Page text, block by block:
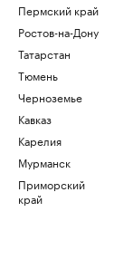
Пермский край
Ростов-на-Дону
Татарстан
Тюмень
Черноземье
Кавказ
Карелия
Мурманск
Приморский
край